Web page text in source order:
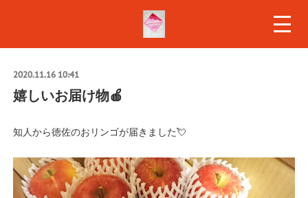
2020.11.16 10:41
嬉しいお届け物🍎
知人から徳佐のおリンゴが届きました💘